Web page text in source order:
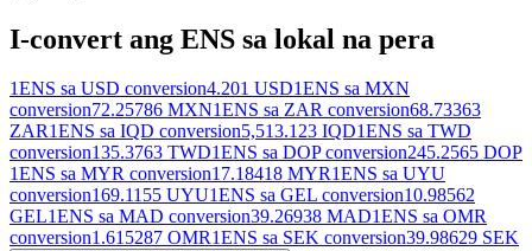
I-convert ang ENS sa lokal na pera
1ENS sa USD conversion4.201 USD1ENS sa MXN
conversion72.25786 MXN1ENS sa ZAR conversion68.73363
ZAR1ENS sa IQD conversion5,513.123 IQD1ENS sa TWD
conversion135.3763 TWD1ENS sa DOP conversion245.2565 DOP
1ENS sa MYR conversion17.18418 MYR1ENS sa UYU
conversion169.1155 UYU1ENS sa GEL conversion10.98562
GEL1ENS sa MAD conversion39.26938 MAD1ENS sa OMR
conversion1.615287 OMR1ENS sa SEK conversion39.98629 SEK